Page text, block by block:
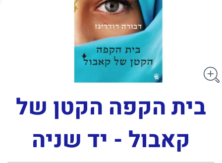
בית הקפה הקטן של
קאבול - יד שניה